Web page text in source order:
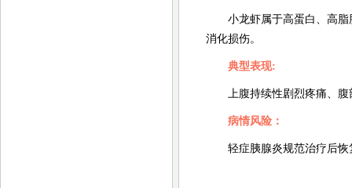
小龙虾属于高蛋白、高
消化损伤。
典型表现:
上腹持续性剧烈疼痛、
病情风险：
轻症胰腺炎规范治疗后